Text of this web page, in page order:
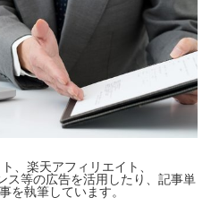
、楽天アフィリエイト、
ス等の広告を活用したり、記事単
を執筆しています。